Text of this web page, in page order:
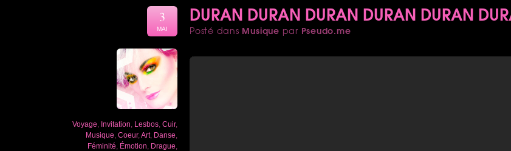
DURAN DURAN DURAN DURAN DURAN
Posté dans Musique par Pseudo.me
3
MAI
Voyage Invitation Lesbos Cuir,
Musique Coeur, Art, Danse
Féminité Émotion Drague